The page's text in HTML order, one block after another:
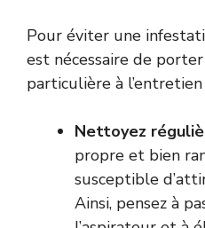
Pour éviter une
est nécessaire de
particulière à
Nettoyez
propre et bien
susceptible
Ainsi, pensez à